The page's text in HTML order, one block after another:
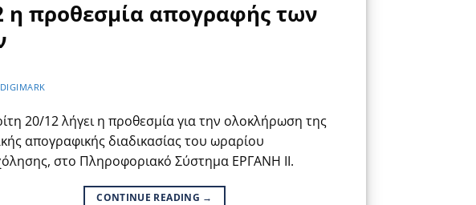
η προθεσμία απογραφής των
DIGIMARK
20/12 λήγει η προθεσμία για την ολοκλήρωση της
απογραφικής διαδικασίας του ωραρίου
στο Πληροφοριακό Σύστημα ΕΡΓΑΝΗ ΙΙ.
CONTINUE READING →